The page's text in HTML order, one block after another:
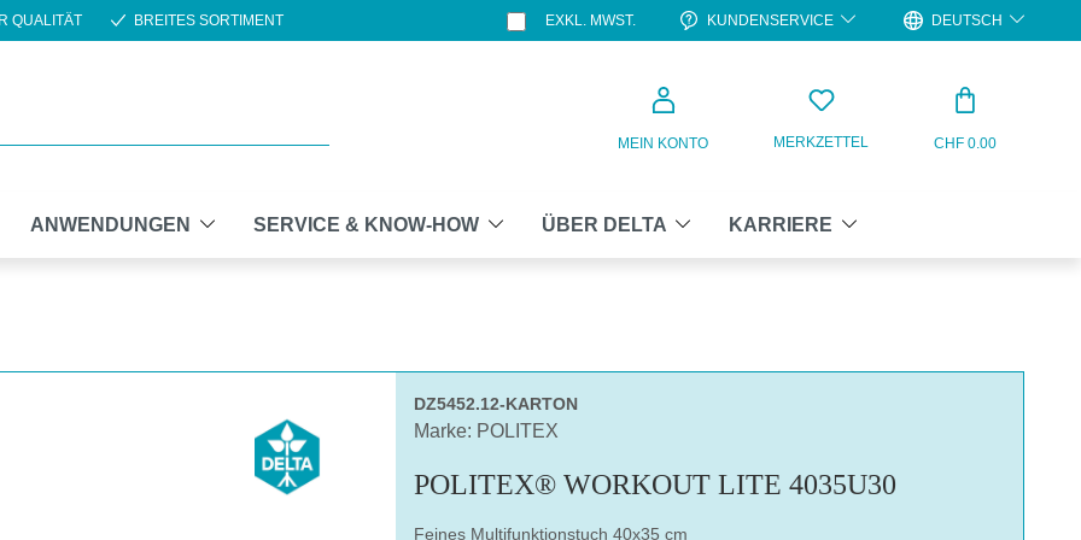
QUALITÄT BREITES SORTIMENT EXKL. MWST. KUNDENSERVICE DEUTSCH
MEIN KONTO MERKZETTEL CHF 0.00
ANWENDUNGEN SERVICE & KNOW-HOW ÜBER DELTA KARRIERE
DZ5452.12-KARTON
Marke: POLITEX
POLITEX® WORKOUT LITE 4035U30
Feines Multifunktionstuch 40x35 cm